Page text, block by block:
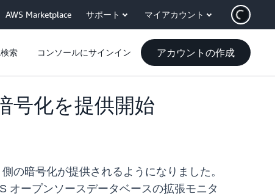
AWS Marketplace サポート マイアカウント
検索 コンソールにサインイン アカウントの作成
号化を提供開始
の暗号化が提供されるようになりました。
オープンソースデータベースの拡張モニタ